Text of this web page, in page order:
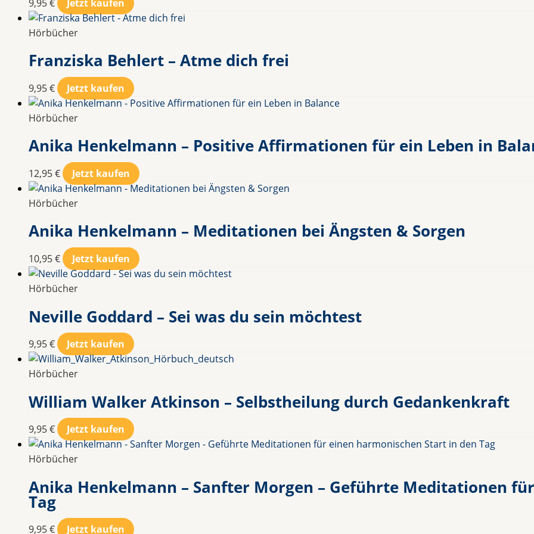
9,95€ Jetzt kaufen
Hörbücher
Franziska Behlert – Atme dich frei
9,95€ Jetzt kaufen
Hörbücher
Anika Henkelmann – Positive Affirmationen für ein Leben in
12,95€ Jetzt kaufen
Hörbücher
Anika Henkelmann – Meditationen bei Ängsten & Sorgen
10,95€ Jetzt kaufen
Hörbücher
Neville Goddard – Sei was du sein möchtest
9,95€ Jetzt kaufen
Hörbücher
William Walker Atkinson – Selbstheilung durch Gedankenkraft
9,95€ Jetzt kaufen
Hörbücher
Anika Henkelmann – Sanfter Morgen – Geführte Meditationen
Tag
9,95€ Jetzt kaufen